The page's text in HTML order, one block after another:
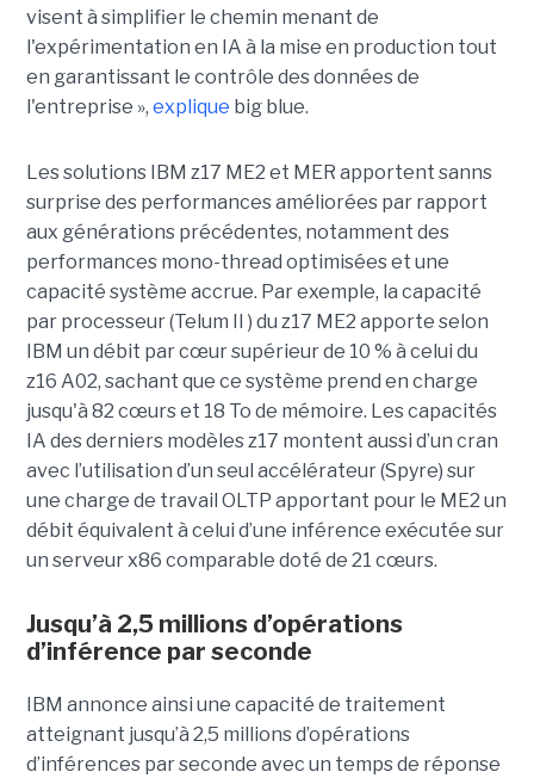
visent à simplifier le chemin menant de
l'expérimentation en IA à la mise en production tout
en garantissant le contrôle des données de
l'entreprise », explique big blue.
Les solutions IBM z17 ME2 et MER apportent sanns
surprise des performances améliorées par rapport
aux générations précédentes, notamment des
performances mono-thread optimisées et une
capacité système accrue. Par exemple, la capacité
par processeur (Telum II ) du z17 ME2 apporte selon
IBM un débit par cœur supérieur de 10 % à celui du
z16 A02, sachant que ce système prend en charge
jusqu'à 82 cœurs et 18 To de mémoire. Les capacités
IA des derniers modèles z17 montent aussi d’un cran
avec l’utilisation d’un seul accélérateur (Spyre) sur
une charge de travail OLTP apportant pour le ME2 un
débit équivalent à celui d’une inférence exécutée sur
un serveur x86 comparable doté de 21 cœurs.
Jusqu’à 2,5 millions d’opérations
d’inférence par seconde
IBM annonce ainsi une capacité de traitement
atteignant jusqu’à 2,5 millions d’opérations
d’inférences par seconde avec un temps de réponse